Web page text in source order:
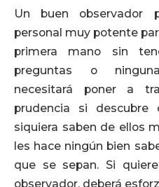
Un buen observador
personal muy potente
primera mano sin
preguntas o
necesitará poner a
prudencia si
siquiera saben de ellos
les hace ningún bien
que se sepan. Si
observador, deberá